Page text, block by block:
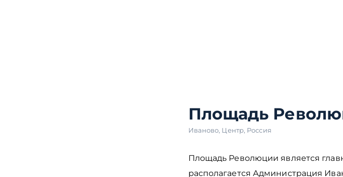
Площадь
Иваново, Центр, Россия
Площадь Революции является
располагается Администрация